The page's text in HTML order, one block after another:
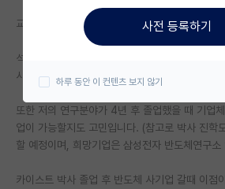
미국 대학원 합격 후기 게시판
대학원생 모집 게시판
연구실(PI) 홍보 게시판
석박사 채용 정보 게시판
교수님과 컨택 완료된 상황이고, 27년 상반기 박
석사를 반도체 소재분야로 취득한 상황인데, 취
사진학 사이에서 고민이 됩니다.
또한 저의 연구분야가 4년 후 졸업했을 때 기업
업이 가능할지도 고민입니다. (참고로 박사 진학
할 예정이며, 희망기업은 삼성전자 반도체연구소
카이스트 박사 졸업 후 반도체 사기업 갈때 이점
사전 등록하기
하루 동안 이 컨텐츠 보지 않기